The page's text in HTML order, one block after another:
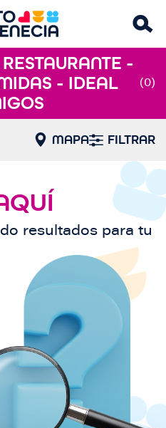
-
- IDEAL
(0)
MAPA FILTRAR
resultados para tu